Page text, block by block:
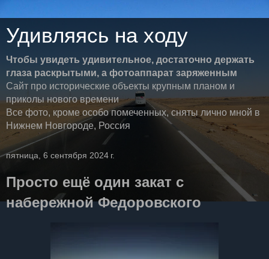
Удивляясь на ходу
Чтобы увидеть удивительное, достаточно держать
глаза раскрытыми, а фотоаппарат заряженным
Сайт про исторические объекты крупным планом и
приколы нового времени
Все фото, кроме особо помеченных, сняты лично мной в
Нижнем Новгороде, Россия
пятница, 6 сентября 2024 г.
Просто ещё один закат с
набережной Федоровского